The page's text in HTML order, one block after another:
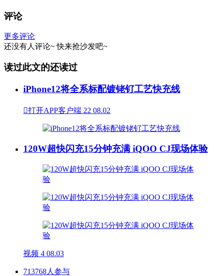
评论
更多评论
还没有人评论~ 快来抢沙发吧~
读过此文的还读过
iPhone12将全系标配镀铑钌工艺快充线
打开APP客户端 22 08.02
120W超快闪充15分钟充满 iQOO CJ现场体验
视频 4 08.03
713768人参与